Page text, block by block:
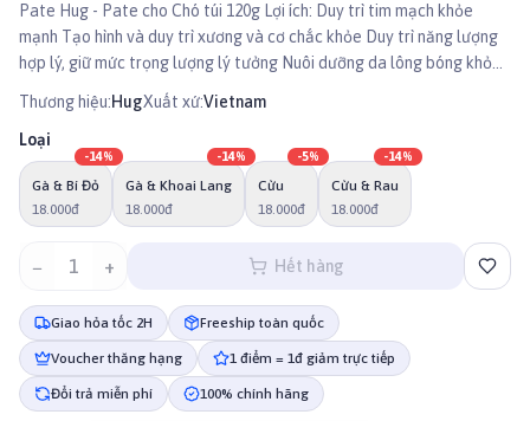
Pate Hug - Pate cho Chó túi 120g Lợi ích: Duy trì tim mạch khỏe
mạnh Tạo hình và duy trì xương và cơ chắc khỏe Duy trì năng lượng
hợp lý, giữ mức trọng lượng lý tưởng Nuôi dưỡng da lông bóng khỏe
Giúp hệ tiêu hóa tốt, kích thích ngon miệng
Thương hiệu:HugXuất xứ:Vietnam
Loại
Gà & Bí Đỏ
18.000đ
-14%
Gà & Khoai Lang
18.000đ
-14%
Cừu
18.000đ
-5%
Cừu & Rau
18.000đ
-14%
− 1 + Hết hàng
Giao hỏa tốc 2H Freeship toàn quốc
Voucher thăng hạng 1 điểm = 1đ giảm trực tiếp
Đổi trả miễn phí 100% chính hãng